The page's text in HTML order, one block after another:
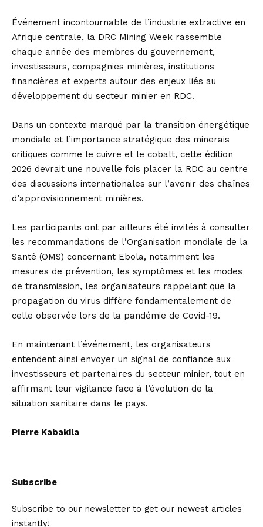
Événement incontournable de l’industrie extractive en
Afrique centrale, la DRC Mining Week rassemble
chaque année des membres du gouvernement,
investisseurs, compagnies minières, institutions
financières et experts autour des enjeux liés au
développement du secteur minier en RDC.
Dans un contexte marqué par la transition énergétique
mondiale et l’importance stratégique des minerais
critiques comme le cuivre et le cobalt, cette édition
2026 devrait une nouvelle fois placer la RDC au centre
des discussions internationales sur l’avenir des chaînes
d’approvisionnement minières.
Les participants ont par ailleurs été invités à consulter
les recommandations de l’Organisation mondiale de la
Santé (OMS) concernant Ebola, notamment les
mesures de prévention, les symptômes et les modes
de transmission, les organisateurs rappelant que la
propagation du virus diffère fondamentalement de
celle observée lors de la pandémie de Covid-19.
En maintenant l’événement, les organisateurs
entendent ainsi envoyer un signal de confiance aux
investisseurs et partenaires du secteur minier, tout en
affirmant leur vigilance face à l’évolution de la
situation sanitaire dans le pays.
Pierre Kabakila
Subscribe
Subscribe to our newsletter to get our newest articles
instantly!